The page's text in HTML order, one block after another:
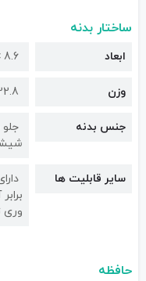
ساختار بدنه
ابعاد 8.6 × 76.9 × 162.5 میلی متر
وزن 222.8
جنس بدنه
سایر قابلیت ها
وری تا عمق 2
حافظه